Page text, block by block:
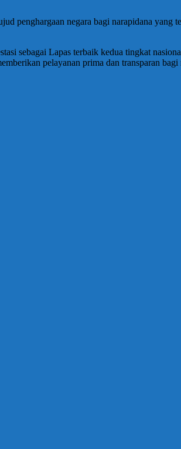
penghargaan negara bagi narapidana yang
sebagai Lapas terbaik kedua tingkat
pelayanan prima dan transparan bagi